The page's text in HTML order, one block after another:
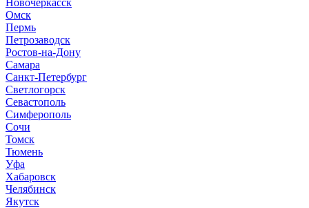
Омск
Пермь
Петрозаводск
Ростов-на-Дону
Самара
Санкт-Петербург
Светлогорск
Севастополь
Симферополь
Сочи
Томск
Тюмень
Уфа
Хабаровск
Челябинск
Якутск